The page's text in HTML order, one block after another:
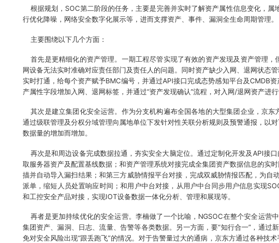
根据规划，SOC第二阶段的任务，主要是完善并实时了解资产属性信息变化，
行优化降噪，网络安全数字化展示等，进而支撑资产、事件、漏洞全生命周期管理。
主要围绕以下几个方面：
首先是更精细化的资产管理。一期工程尽管实现了有效的资产发现及资产管理
网设备无法实时准确对应责任部门及责任人的问题。同时资产缺少入网、退网状态
实时打通，给每个资产赋予BMC编号，并通过API接口完成态势感知平台及CMDB
产属性字段增加入网、退网标签，并通过“资产发现确认”流程，对入网/退网资产进
其次是建立集团化安全运营。作为分支机构遍布全国各地的大型集团企业，京
通过级联管理及分权分域管理向属地单位下发针对性关联分析规则及预警通报，以
数据量的增加而增加。
再次是和周边设备完成数据拉通，夯实安全大脑定位。通过定制化开发及API接
取服务器资产及配置基线数据；和资产管理系统对接完成全集团资产数据信息的实
描并自动导入漏扫结果；和第三方威胁情报平台对接，完成双威胁情报匹配，为
派单，缩短人员处置响应时间；和用户中台对接，从用户中台同步用户信息实现
和工控安全产品对接，实现IOT设备数据一体化分析、管理和展现等。
再者是更加持续优化的安全运营。李楠做了一个比喻，NGSOC在整个安全运营
集团资产、漏洞、日志、流量、告警等各类数据。另一方面，要“知行合一”，通过
免对安全风险出现“跟丢跑飞”的情况。对于告警量过大的通病，京东方通过各种技